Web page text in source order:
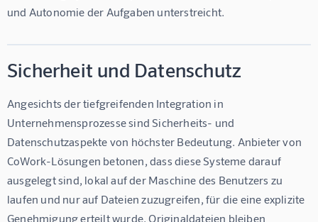
und Autonomie der Aufgaben unterstreicht.
Sicherheit und Datenschutz
Angesichts der tiefgreifenden Integration in
Unternehmensprozesse sind Sicherheits- und
Datenschutzaspekte von höchster Bedeutung. Anbieter von
CoWork-Lösungen betonen, dass diese Systeme darauf
ausgelegt sind, lokal auf der Maschine des Benutzers zu
laufen und nur auf Dateien zuzugreifen, für die eine explizite
Genehmigung erteilt wurde. Originaldateien bleiben